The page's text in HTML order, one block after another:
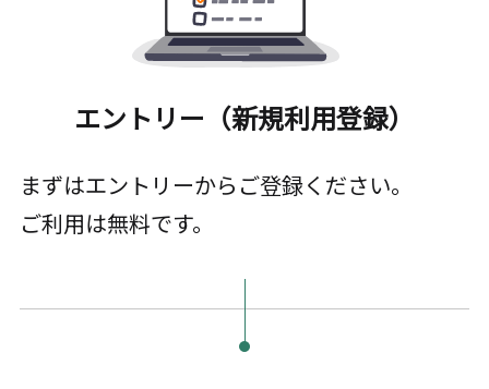
エントリー（新規利用登録）
まずはエントリーからご登録ください。
ご利用は無料です。